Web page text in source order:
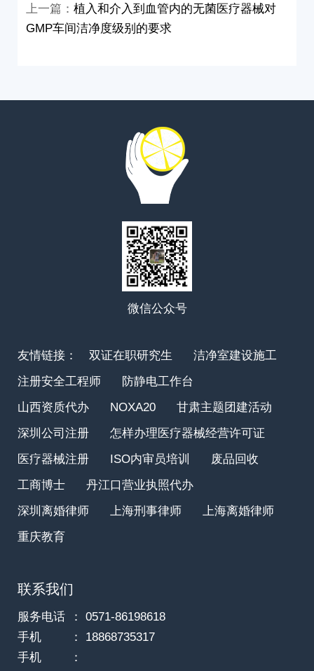
上一篇：植入和介入到血管内的无菌医疗器械对
GMP车间洁净度级别的要求
微信公众号
友情链接： 双证在职研究生
洁净室建设施工
注册安全工程师
防静电工作台
山西资质代办
NOXA20
甘肃主题团建活动
深圳公司注册
怎样办理医疗器械经营许可证
医疗器械注册
ISO内审员培训
废品回收
工商博士
丹江口营业执照代办
深圳离婚律师
上海刑事律师
上海离婚律师
重庆教育
联系我们
服务电话
： 0571-86198618
手机
： 18868735317
手机
：